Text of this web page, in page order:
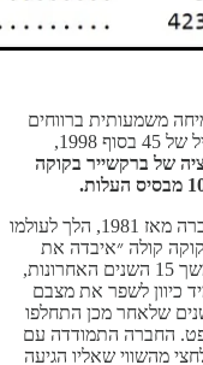
משמעותית ברווחים
של החברה, השוק גם העניק לקוקה קולה מכפיל של 45 בסוף 1998,
של ברקשייר בקוקה
אירוע נוסף הוא שרוברטו גויזואטה, מנכ״ל החברה מאז 1981, הלך לעולמו
קולה ״איבדה את
המנהיג שהוביל אותה לביצועים יוצאי דופן״ במשך 15 השנים האחרונות,
כיוון לשפר את מצבם
שלאחר מכן התחלפו
החברה התמודדה עם
וקשיים, שגרמו למניה להגיע ב-2004 לחצי מהשווי שאליו הגיעה